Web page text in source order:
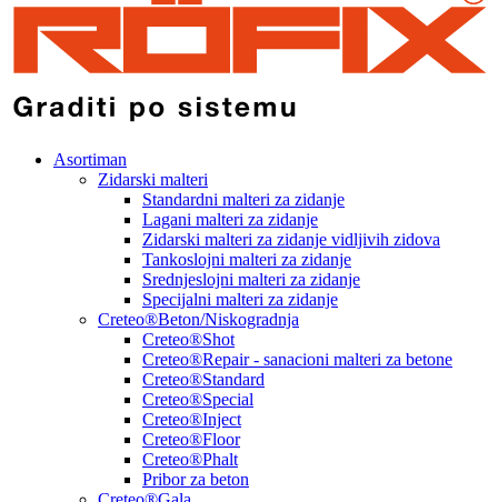
Asortiman
Zidarski malteri
Standardni malteri za zidanje
Lagani malteri za zidanje
Zidarski malteri za zidanje vidljivih zidova
Tankoslojni malteri za zidanje
Srednjeslojni malteri za zidanje
Specijalni malteri za zidanje
Creteo®Beton/Niskogradnja
Creteo®Shot
Creteo®Repair - sanacioni malteri za betone
Creteo®Standard
Creteo®Special
Creteo®Inject
Creteo®Floor
Creteo®Phalt
Pribor za beton